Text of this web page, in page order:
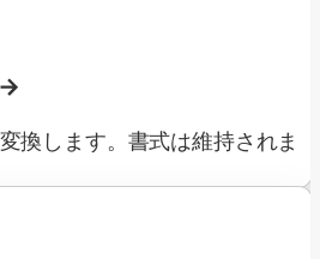
換します。書式は維持されま